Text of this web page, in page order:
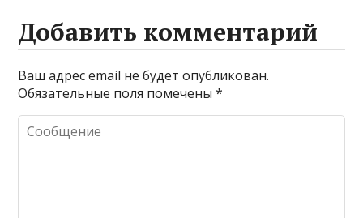
Добавить комментарий
Ваш адрес email не будет опубликован.
Обязательные поля помечены*